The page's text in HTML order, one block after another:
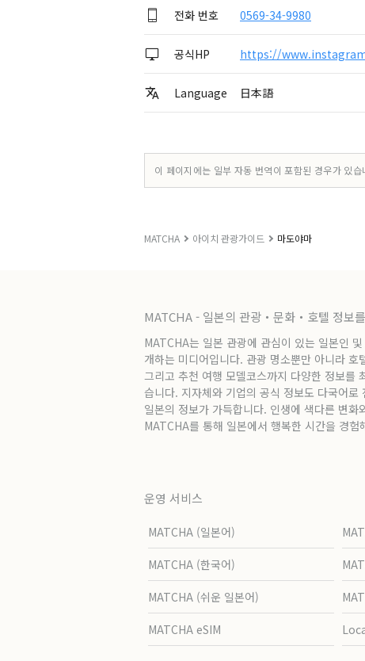
전화 번호 0569-34-9980
공식HP https://
Language 日本語
이 페이지에는 일부 자동 번역이 포함된 경우가 있습
MATCHA 아이치 관광가이드 마도야마
MATCHA - 일본의 관광・문화・호텔 정보
MATCHA는 일본 관광에 관심이 있는 일본인
개하는 미디어입니다. 관광 명소뿐만 아니라
그리고 추천 여행 모델코스까지 다양한 정보를
습니다. 지자체와 기업의 공식 정보도 다국어로
일본의 정보가 가득합니다. 인생에 색다른 변화
MATCHA를 통해 일본에서 행복한 시간을 경험
운영 서비스
MATCHA (일본어)
MATCHA (한국어)
MATCHA (쉬운 일본어)
MATCHA eSIM